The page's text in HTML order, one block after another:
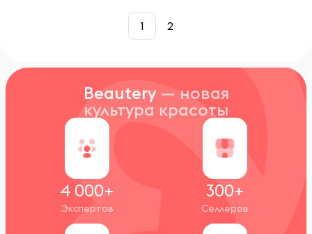
1 2
Beautery — новая
культура красоты
4 000+
Экспертов
300+
Селлеров